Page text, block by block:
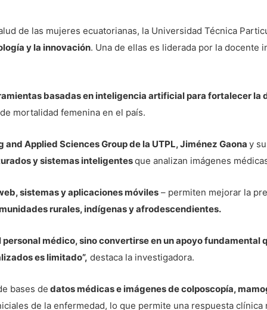
de las mujeres ecuatorianas, la Universidad Técnica
y la innovación. Una de ellas es liderada por la docente
basadas en inteligencia artificial para fortalecer la
mortalidad femenina en el país.
Applied Sciences Group de la UTPL, Jiménez Gaona y
y sistemas inteligentesque analizan imágenes
sistemas y aplicaciones móviles – permiten mejorar la
rurales, indígenas y afrodescendientes.
médico, sino convertirse en un apoyo
es limitado”, destaca la investigadora.
bases de datos médicas e imágenes de colposcopía,
de la enfermedad, lo que permite una respuesta clínica